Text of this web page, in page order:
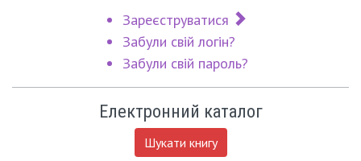
Зареєструватися
Забули свій логін?
Забули свій пароль?
Електронний каталог
Шукати книгу